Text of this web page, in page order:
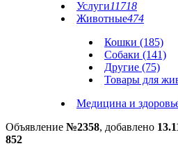
Услуги11718
Животные474
Кошки (185)
Собаки (141)
Другие (75)
Товары для
Медицина и
Объявление №2358, добавлено
852